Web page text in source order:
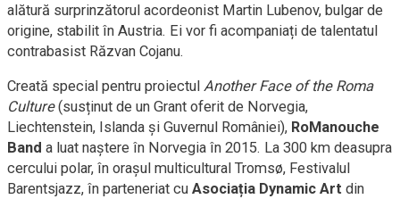
alătură surprinzătorul acordeonist Martin Lubenov, bulgar de
origine, stabilit în Austria. Ei vor fi acompaniați de talentatul
contrabasist Răzvan Cojanu.
Creată special pentru proiectul Another Face of the Roma
Culture(susținut de un Grant oferit de Norvegia,
Liechtenstein, Islanda și Guvernul României), RoManouche
Band a luat naștere în Norvegia în 2015. La 300 km deasupra
cercului polar, în orașul multicultural Tromsø, Festivalul
Barentsjazz, în parteneriat cu Asociația Dynamic Art din